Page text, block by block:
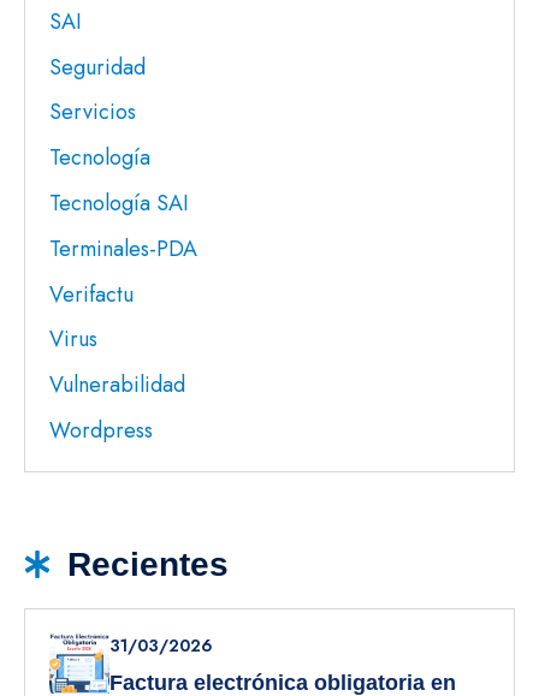
SAI
Seguridad
Servicios
Tecnología
Tecnología SAI
Terminales-PDA
Verifactu
Virus
Vulnerabilidad
Wordpress
Recientes
31/03/2026
Factura electrónica obligatoria en